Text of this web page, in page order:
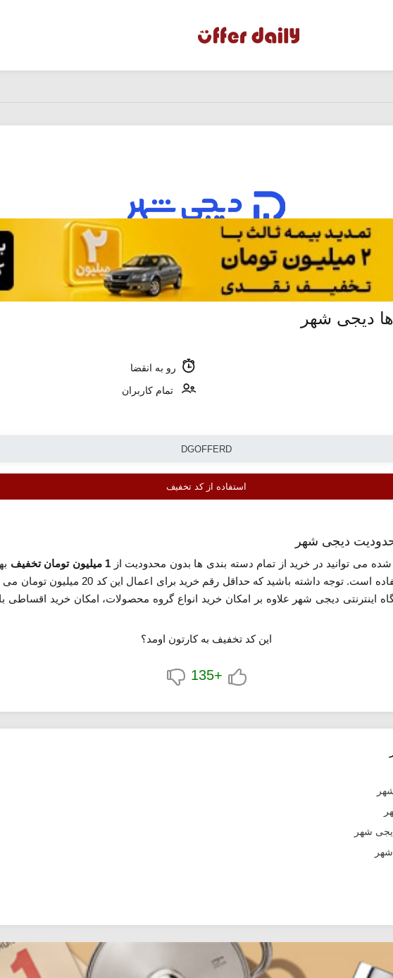
دیجی شهر
رو به انقضا
تمام کاربران
استفاده از کد تخفیف
دیجی شهر
می توانید در خرید از تمام دسته بندی ها بدون محدودیت از 1 میلیون تومان تخفیف
کاربران جدید و قدیمی دیجی شهر قابل استفاده است.
اینترنتی دیجی شهر علاوه بر امکان خرید انواع گروه محصولات، امکان خرید اقساطی
این کد تخفیف به کارتون اومد؟
+135
شهر